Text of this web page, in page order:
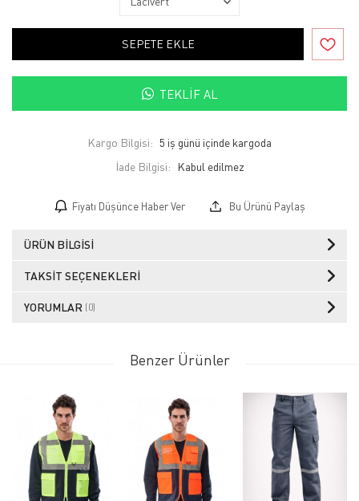
SEPETE EKLE
TEKLIF AL
Kargo Bilgisi: 5 iş günü içinde kargoda
İade Bilgisi:
Fiyatı Düşünce Haber Ver Bu Ürünü Paylaş
ÜRÜN BILGISI
TAKSIT SEÇENEKLERI
YORUMLAR (0)
Benzer Ürünler